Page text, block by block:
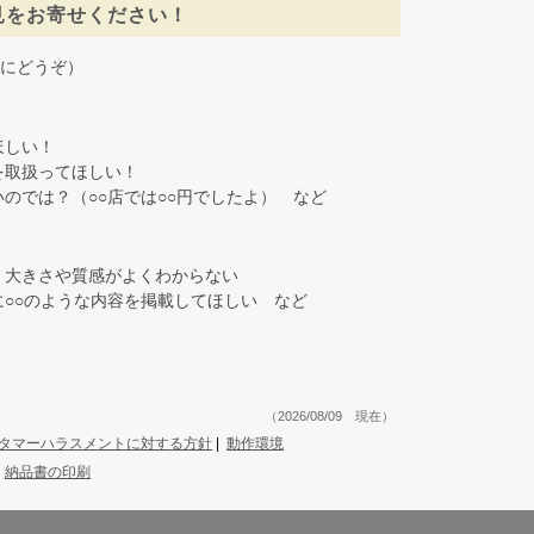
お寄せください！
どうぞ）
い！
扱ってほしい！
では？（○○店では○○円でしたよ） など
きさや質感がよくわからない
のような内容を掲載してほしい など
（2026/08/09 現在）
マーハラスメントに対する方針
動作環境
納品書の印刷